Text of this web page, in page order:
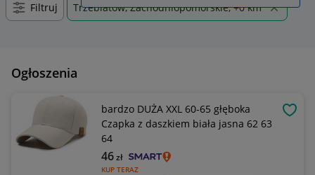
Filtruj Trzebiatów, Zachodniopomorskie, +0 km
Ogłoszenia
bardzo DUŻA XXL 60-65 głęboka
Czapka z daszkiem biała jasna 62 63
64
KUP TERAZ
46zł